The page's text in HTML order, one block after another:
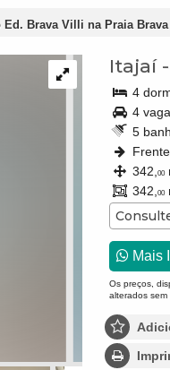
Ed. Brava Villi na Praia
Itajaí-
4
4
5
342, 00
342, 00
Mais
Os preços,
alterados sem